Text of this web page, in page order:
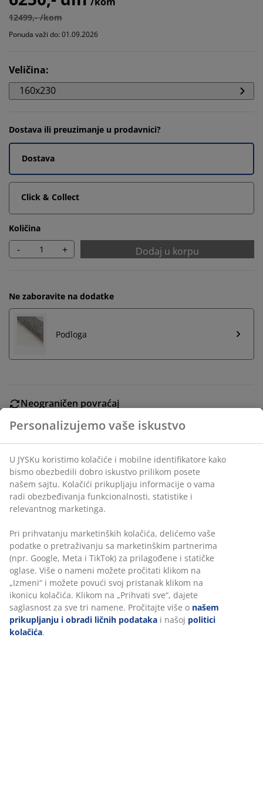
12499,- /kom
Ponuda važi do: 01.09.2026
Veličina:
160x230
Dostava ili preuzimanje u prodavnici?
Dostava
Click & Collect
Količina
- + Dodaj u korpu
Ne zaboravite na dodatke
Podloga
Neograničen povraćaj
prodavnicu
Garancija cene
30 dana garancija cene za sve proizvode
Fleksibilne opcije dostave
Brza i jednostavna dostava po vašem izboru
Šifra artikla: 6512574
Tehnički podaci
Recenzije
Personalizujemo vaše iskustvo
U JYSKu koristimo kolačiće i mobilne identifikatore kako
bismo obezbedili dobro iskustvo prilikom posete našem
sajtu. Kolačići prikupljaju informacije o vama radi
obezbeđivanja funkcionalnosti, statistike i relevantnog
Pri prihvatanju marketinških kolačića, delićemo vaše
podatke o pretraživanju sa marketinškim partnerima
(npr. Google, Meta i TikTok) za prilagođene i statičke
oglase. Više o nameni možete pročitati klikom na
„Izmeni“ i možete povući svoj pristanak klikom na
ikonicu kolačića. Klikom na „Prihvati sve“, dajete
saglasnost za sve tri namene. Pročitajte više onašem
prikupljanju i obradi ličnih podataka